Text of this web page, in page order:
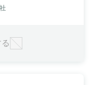
ッケージにはWindowsお
います。